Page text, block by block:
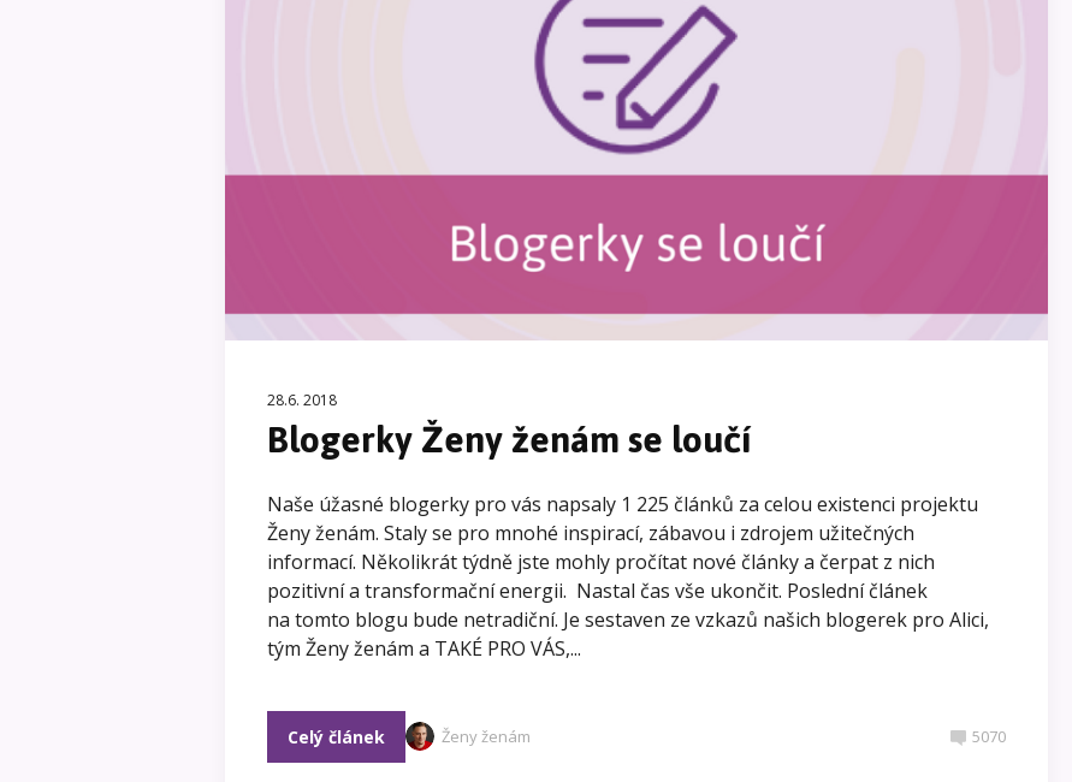
28.6. 2018
Blogerky Ženy ženám se loučí
Naše úžasné blogerky pro vás napsaly 1 225 článků za celou existenci projektu
Ženy ženám. Staly se pro mnohé inspirací, zábavou i zdrojem užitečných
informací. Několikrát týdně jste mohly pročítat nové články a čerpat z nich
pozitivní a transformační energii. Nastal čas vše ukončit. Poslední článek
na tomto blogu bude netradiční. Je sestaven ze vzkazů našich blogerek pro Alici,
tým Ženy ženám a TAKÉ PRO VÁS,...
Celý článek Ženy ženám 5070